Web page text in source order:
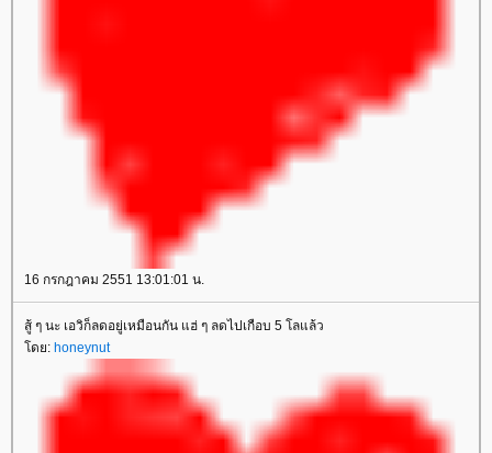
16 กรกฎาคม 2551 13:01:01 น.
สู้ ๆ นะ เอวิก็ลดอยู่เหมือนกัน แฮ่ ๆ ลดไปเกือบ 5 โลแล้ว
ดย: honeynut